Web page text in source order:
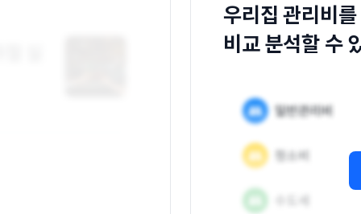
우리집 관리비
비교 분석할 수